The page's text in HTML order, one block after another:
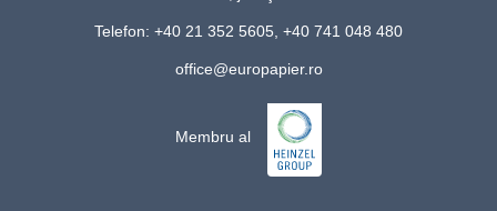
Telefon: +40 21 352 5605, +40 741 048 480
office@europapier.ro
Membru al